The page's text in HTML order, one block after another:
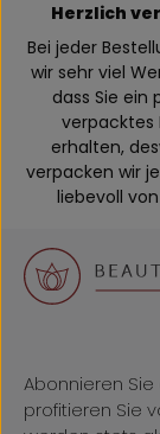
Herzlich
Bei jeder
wir sehr viel
dass Sie ein
verpacktes
erhalten,
verpacken wir
liebevoll
Abonnieren
profitieren Sie